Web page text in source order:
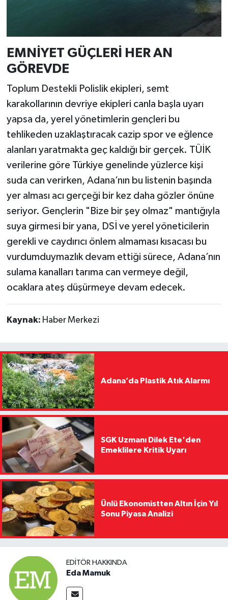
EMNİYET GÜÇLERİ HER AN
GÖREVDE
Toplum Destekli Polislik ekipleri, semt
karakollarının devriye ekipleri canla başla uyarı
yapsa da, yerel yönetimlerin gençleri bu
tehlikeden uzaklaştıracak cazip spor ve eğlence
alanları yaratmakta geç kaldığı bir gerçek. TÜİK
verilerine göre Türkiye genelinde yüzlerce kişi
suda can verirken, Adana’nın bu listenin başında
yer alması acı gerçeği bir kez daha gözler önüne
seriyor. Gençlerin "Bize bir şey olmaz" mantığıyla
suya girmesi bir yana, DSİ ve yerel yöneticilerin
gerekli ve caydırıcı önlem almaması kısacası bu
vurdumduymazlık devam ettiği sürece, Adana’nın
sulama kanalları tarıma can vermeye değil,
ocaklara ateş düşürmeye devam edecek.
Kaynak: Haber Merkezi
Adana’da Plastik Atık Alarmı
SGK Uzmanı Dilek Ete'den
Emeklilere Kritik Uyarı
Ünlü Ekonomistten Altın İçin Yıl
Sonu Piyasa Analizi
EDITÖR HAKKINDA
Eda Mamuk